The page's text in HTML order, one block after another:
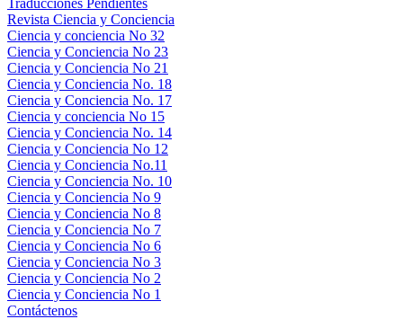
Traducciones Pendientes
Revista Ciencia y Conciencia
Ciencia y conciencia No 32
Ciencia y Conciencia No 23
Ciencia y Conciencia No 21
Ciencia y Conciencia No. 18
Ciencia y Conciencia No. 17
Ciencia y conciencia No 15
Ciencia y Conciencia No. 14
Ciencia y Conciencia No 12
Ciencia y Conciencia No.11
Ciencia y Conciencia No. 10
Ciencia y Conciencia No 9
Ciencia y Conciencia No 8
Ciencia y Conciencia No 7
Ciencia y Conciencia No 6
Ciencia y Conciencia No 3
Ciencia y Conciencia No 2
Ciencia y Conciencia No 1
Contáctenos